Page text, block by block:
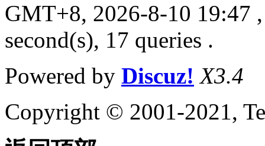
GMT+8, 2026-8-10 19:47
second(s), 17 queries .
Powered by Discuz! X3.4
Copyright © 2001-2021,